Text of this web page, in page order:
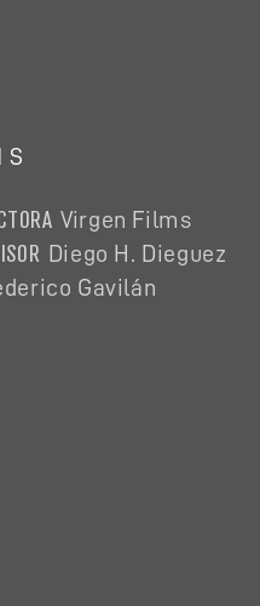
Virgen Films
Diego H. Dieguez
Gavilán